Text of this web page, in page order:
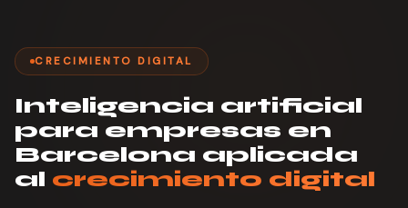
CRECIMIENTO DIGITAL
Inteligencia artificial
para empresas en
Barcelona aplicada
al crecimiento digital